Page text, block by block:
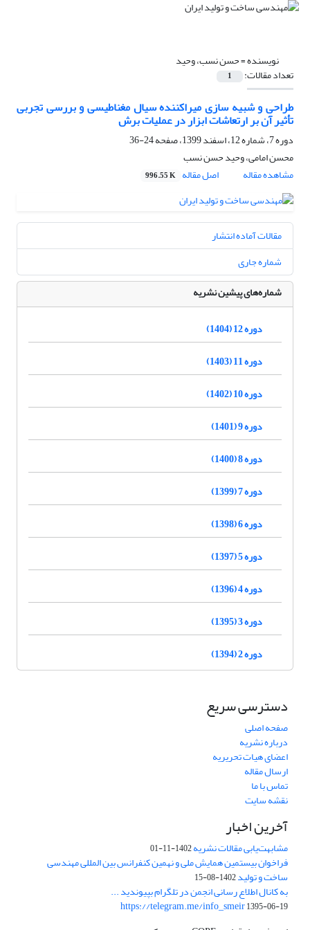
نویسنده =حسن نسب، وحید
تعداد مقالات: 1
طراحی و شبیه سازی میراکننده سیال مغناطیسی و بررسی تجربی
تأثیر آن بر ارتعاشات ابزار در عملیات برش
دوره 7، شماره 12، اسفند 1399، صفحه
24-36
محسن امامی، وحید حسن نسب
مشاهده مقاله
اصل مقاله 996.55 K
مقالات آماده انتشار
شماره جاری
شماره‌های پیشین نشریه
دوره 12 (1404)
دوره 11 (1403)
دوره 10 (1402)
دوره 9 (1401)
دوره 8 (1400)
دوره 7 (1399)
دوره 6 (1398)
دوره 5 (1397)
دوره 4 (1396)
دوره 3 (1395)
دوره 2 (1394)
دسترسی سریع
صفحه اصلی
درباره نشریه
اعضای هیات تحریریه
ارسال مقاله
تماس با ما
نقشه سایت
آخرین اخبار
مشابهت‌یابی مقالات نشریه1402-11-01
فراخوان بیستمین همایش ملی و نهمین کنفرانس بین المللی مهندسی
ساخت و تولید1402-08-15
به کانال اطلاع رسانی انجمن در تلگرام بپیوندید ...
https://telegram.me/info_smeir1395-06-19